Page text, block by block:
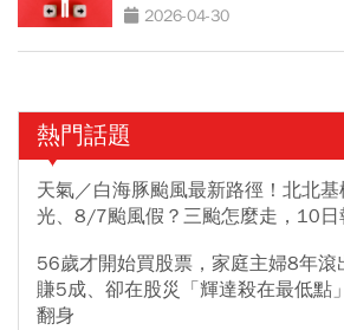
2026-04-30
熱門話題
天氣／白海豚颱風最新路徑！北北
光、8/7颱風假？三颱怎麼走，10日
56歲才開始買股票，家庭主婦8年滾
賺5成、卻在股災「輝達殺在最低點
翻身